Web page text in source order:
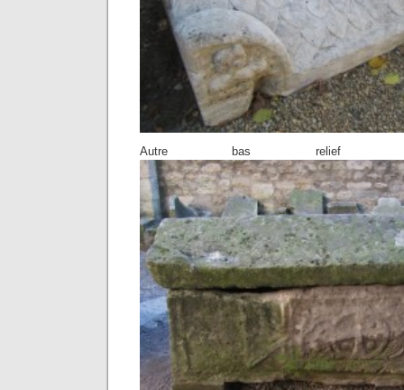
Autre bas relief de